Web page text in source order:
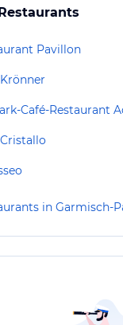
Pavillon
in Garmisch-